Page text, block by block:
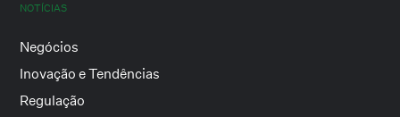
NOTÍCIAS
Negócios
Inovação e Tendências
Regulação